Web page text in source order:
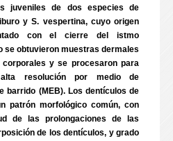
juveniles de dos especies de
y S. vespertina, cuyo origen
con el cierre del istmo
se obtuvieron muestras dermales
y se procesaron para
resolución por medio de
barrido (MEB). Los dentículos de
patrón morfológico común, con
de las prolongaciones de las
de los dentículos, y grado